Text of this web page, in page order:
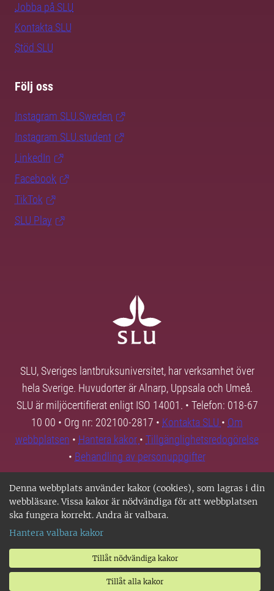
Denna webbplats använder kakor (cookies), som lagras i din
webbläsare. Vissa kakor är nödvändiga för att webbplatsen
ska fungera korrekt. Andra är valbara.
Hantera valbara kakor
Tillåt nödvändiga kakor
Tillåt alla kakor
Jobba på SLU
Kontakta SLU
Stöd SLU
Följ oss
Instagram SLU.Sweden
Instagram SLU.student
LinkedIn
Facebook
TikTok
SLU Play
SLU, Sveriges lantbruksuniversitet, har verksamhet över
hela Sverige. Huvudorter är Alnarp, Uppsala och Umeå.
SLU är miljöcertifierat enligt ISO 14001. • Telefon: 018-67
10 00 • Org nr: 202100-2817 • Kontakta SLU • Om
webbplatsen • Hantera kakor • Tillgänglighetsredogörelse
• Behandling av personuppgifter